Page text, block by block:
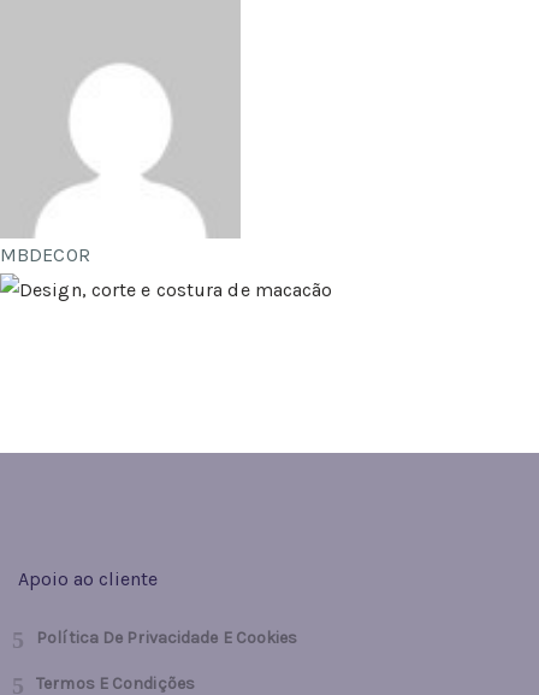
MBDECOR
Apoio ao cliente
Política De Privacidade E Cookies
Termos E Condições